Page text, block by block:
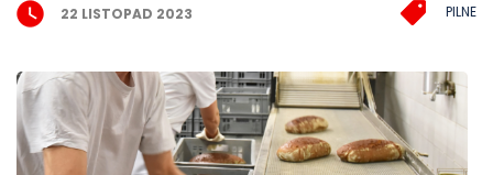
22 LISTOPAD 2023 PILNE